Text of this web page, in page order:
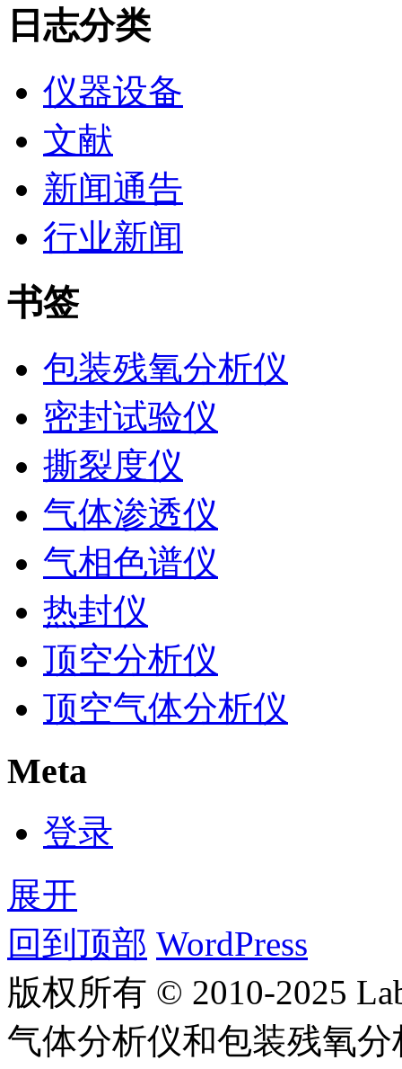
日志分类
仪器设备
文献
新闻通告
行业新闻
书签
包装残氧分析仪
密封试验仪
撕裂度仪
气体渗透仪
气相色谱仪
热封仪
顶空分析仪
顶空气体分析仪
Meta
登录
展开
回到顶部 WordPress
版权所有 © 2010-2025
气体分析仪和包装残氧